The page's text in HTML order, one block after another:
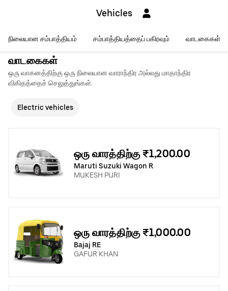
Vehicles
நிலையான சம்பாத்தியம் சம்பாத்தியத்தைப் பகிரவும் வாடகைகள்
வாடகைகள்
ஒரு வாகனத்திற்கு ஒரு நிலையான வாராந்திர அல்லது மாதாந்திர
விகிதத்தைச் செலுத்துங்கள்.
Electric vehicles
ஒரு வாரத்திற்கு ₹1,200.00
Maruti Suzuki Wagon R
MUKESH PURI
ஒரு வாரத்திற்கு ₹1,000.00
Bajaj RE
GAFUR KHAN